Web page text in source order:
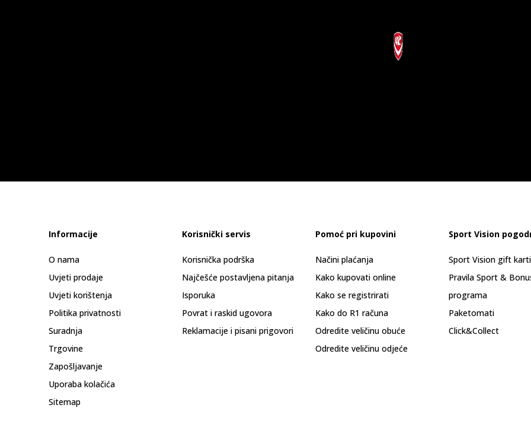
Informacije
O nama
Uvjeti prodaje
Uvjeti korištenja
Politika privatnosti
Suradnja
Trgovine
Zapošljavanje
Uporaba kolačića
Sitemap
Korisnički servis
Korisnička podrška
Najčešće postavljena pitanja
Isporuka
Povrat i raskid ugovora
Reklamacije i pisani prigovori
Pomoć pri kupovini
Načini plaćanja
Kako kupovati online
Kako se registrirati
Kako do R1 računa
Odredite veličinu obuće
Odredite veličinu odjeće
Sport Vision
Sport Vision gift
Pravila Sport &
programa
Paketomati
Click&Collect